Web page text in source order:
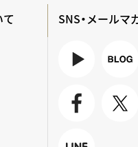
SNS・メールマ